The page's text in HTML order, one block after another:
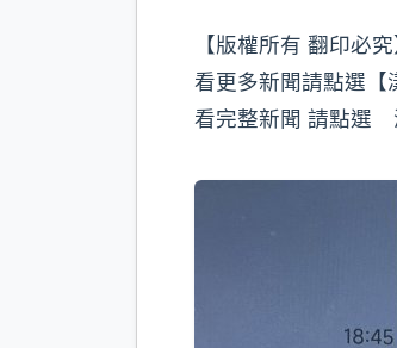
【版權所有 翻印必
看更多新聞請點選【
看完整新聞 請點選